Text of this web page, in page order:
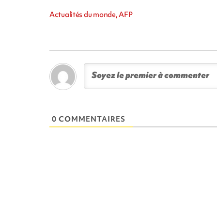
Actualités du monde, AFP
0 COMMENTAIRES